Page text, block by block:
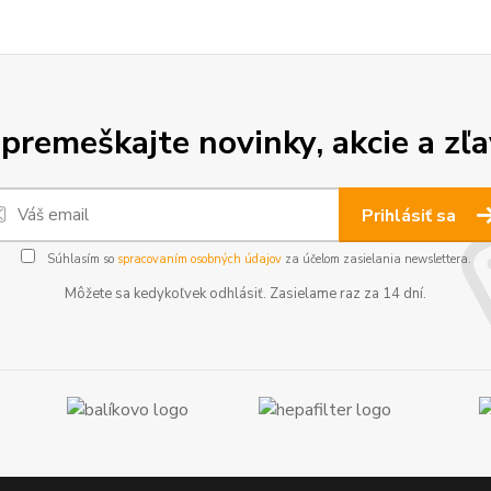
novinky, akcie a
Prihlásiť sa
Súhlasím so spracovaním osobných údajovza účelom zasielania newslettera.
Môžete sa kedykoľvek odhlásiť. Zasielame raz za 14 dní.